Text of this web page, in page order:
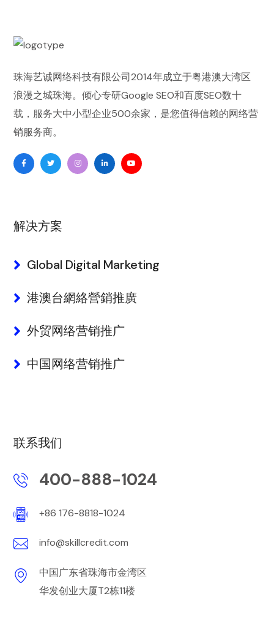
珠海艺诚网络科技有限公司2014年成立于粤港澳大湾区
浪漫之城珠海。倾心专研Google SEO和百度SEO数十
载，服务大中小型企业500余家，是您值得信赖的网络营
销服务商。
解决方案
Global Digital Marketing
港澳台網絡營銷推廣
外贸网络营销推广
中国网络营销推广
联系我们
400-888-1024
+86 176-8818-1024
info@skillcredit.com
中国广东省珠海市金湾区
华发创业大厦T2栋11楼